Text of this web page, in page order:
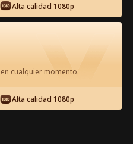
es una danza
Todos los Episodios
29
Alta calidad 1080p
cualquier momento.
Alta calidad 1080p